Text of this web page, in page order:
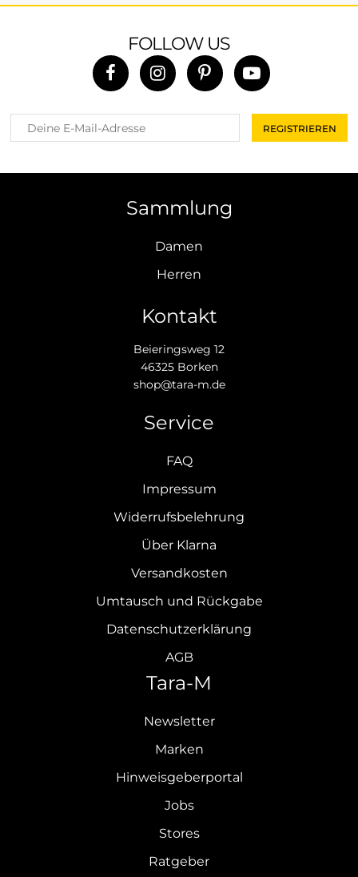
FOLLOW US
Sammlung
Damen
Herren
Kontakt
Beieringsweg 12
46325 Borken
shop@tara-m.de
Service
FAQ
Impressum
Widerrufsbelehrung
Über Klarna
Versandkosten
Umtausch und Rückgabe
Datenschutzerklärung
AGB
Tara-M
Newsletter
Marken
Hinweisgeberportal
Jobs
Stores
Ratgeber